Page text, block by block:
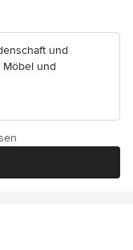
und
und